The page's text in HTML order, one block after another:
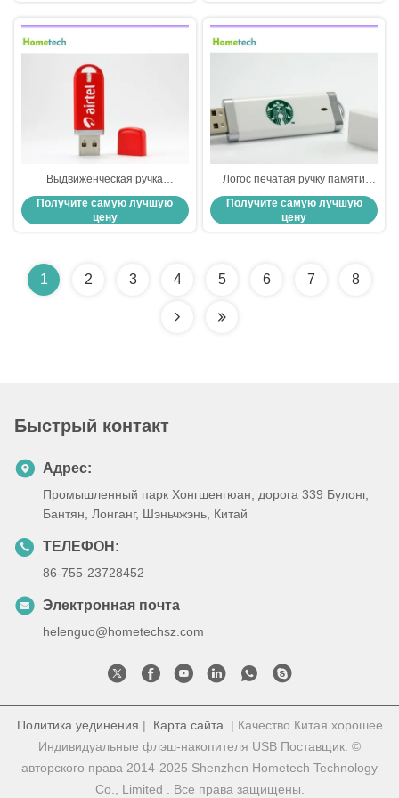
Выдвиженческая ручка
128mb/256MB/512mb/1gb
памяти USB логоса привода 3,0
вспышки USB подарка
Получите самую лучшую
цену
Логос печатая ручку памяти
USB, привод вспышки USB USB
3,0 быстрого хода
Получите самую лучшую
цену
1 2 3 4 5 6 7 8
Быстрый контакт
Адрес:
Промышленный парк Хонгшенгюан, дорога 339 Булонг,
Бантян, Лонганг, Шэньчжэнь, Китай
ТЕЛЕФОН:
86-755-23728452
Электронная почта
helenguo@hometechsz.com
Политика уединения | Карта сайта | Качество Китая хорошее
Индивидуальные флэш-накопителя USB Поставщик. ©
авторского права 2014-2025 Shenzhen Hometech Technology
Co., Limited . Все права защищены.